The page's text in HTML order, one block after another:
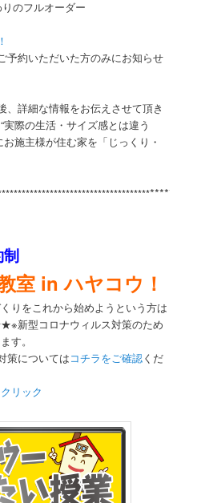
のフルオーダー
予約いただいた方のみにお知らせ
、詳細な情報をお伝えさせて頂き
際の生活・サイズ感とは違う
施主様が住む家を「じっくり・
室 in ハヤコウ！
りをこれから始めようという方は
新型コロナウィルス対策のため
す。
策についてはコチラをご確認くだ
リック